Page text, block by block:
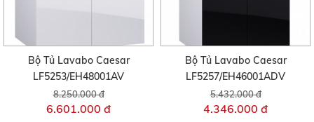
Bộ Tủ Lavabo Caesar
LF5253/EH48001AV
8.250.000 đ
6.601.000 đ
Bộ Tủ Lavabo Caesar
LF5257/EH46001ADV
5.432.000 đ
4.346.000 đ